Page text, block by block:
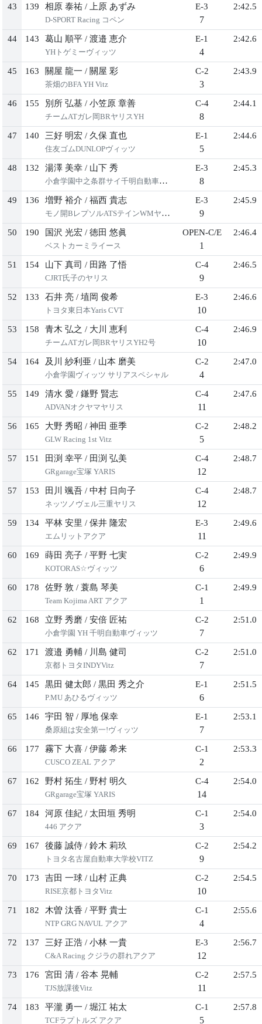
43 139 相原 泰祐 / 上原 あずみ
D-SPORT Racing コペン
E-3
7
2:42.5
44 143 葛山 順平 / 渡邉 恵介
YHトゲミーヴィッツ
E-1
4
2:42.6
45 163 關屋 龍一 / 關屋 彩
茶畑のBFA YH Vitz
C-2
3
2:43.9
46 155 別所 弘基 / 小笠原 章善
チームATガレ岡BRヤリスYH
C-4
8
2:44.1
47 140 三好 明宏 / 久保 直也
住友ゴムDUNLOPヴィッツ
E-1
5
2:44.6
48 132 湯澤 美幸 / 山下 秀
小倉学園中之条群サイ千明自動車ヤリス
E-3
8
2:45.3
49 136 増野 裕介 / 福西 貴志
モノ開BレプソルATSテインWMヤリス2
E-3
9
2:45.9
50 190 国沢 光宏 / 徳田 悠眞
ベストカーミライース
OPEN-C/E
1
2:46.4
51 154 山下 真司 / 田路 了悟
CJRT氏子のヤリス
C-4
9
2:46.5
52 133 石井 亮 / 埴岡 俊希
トヨタ東日本Yaris CVT
E-3
10
2:46.6
53 158 青木 弘之 / 大川 恵利
チームATガレ岡BRヤリスYH2号
C-4
10
2:46.9
54 164 及川 紗利亜 / 山本 磨美
小倉学園ヴィッツ サリアスペシャル
C-2
4
2:47.0
55 149 清水 愛 / 鎌野 賢志
ADVANオクヤマヤリス
C-4
11
2:47.6
56 165 大野 秀昭 / 神田 亜季
GLW Racing 1st Vitz
C-2
5
2:48.2
57 151 田渕 幸平 / 田渕 弘美
GRgarage宝塚 YARIS
C-4
12
2:48.7
57 153 田川 颯吾 / 中村 日向子
ネッツノヴェル三重ヤリス
C-4
12
2:48.7
59 134 平林 安里 / 保井 隆宏
エムリットアクア
E-3
11
2:49.6
60 169 蒔田 亮子 / 平野 七実
KOTORAS☆ヴィッツ
C-2
6
2:49.9
60 178 佐野 敦 / 蓑島 琴美
Team Kojima ART アクア
C-1
1
2:49.9
62 168 立野 秀磨 / 安倍 匠祐
小倉学園 YH 千明自動車ヴィッツ
C-2
7
2:51.0
62 171 渡邉 勇輔 / 川島 健司
京都トヨタINDYVitz
C-2
7
2:51.0
64 145 黒田 健太郎 / 黒田 秀之介
P.MU あひるヴィッツ
E-1
6
2:51.5
65 146 宇田 智 / 厚地 保幸
桑原組は安全第一!ヴィッツ
E-1
7
2:53.1
66 177 霧下 大喜 / 伊藤 希来
CUSCO ZEAL アクア
C-1
2
2:53.3
67 162 野村 拓生 / 野村 明久
GRgarage宝塚 YARIS
C-4
14
2:54.0
67 184 河原 佳紀 / 太田垣 秀明
446 アクア
C-1
3
2:54.0
69 167 後藤 誠侍 / 鈴木 莉玖
トヨタ名古屋自動車大学校VITZ
C-2
9
2:54.2
70 173 吉田 一球 / 山村 正典
RISE京都トヨタVitz
C-2
10
2:54.5
71 182 木曽 汰香 / 平野 貴士
NTP GRG NAVUL アクア
C-1
4
2:55.6
72 137 三好 正浩 / 小林 一貴
C&A Racing クジラの群れアクア
E-3
12
2:56.7
73 176 宮田 清 / 谷本 晃輔
TJS放課後Vitz
C-2
11
2:57.5
74 183 平瀧 勇一 / 堀江 祐太
TCFラプトルズ アクア
C-1
5
2:57.8